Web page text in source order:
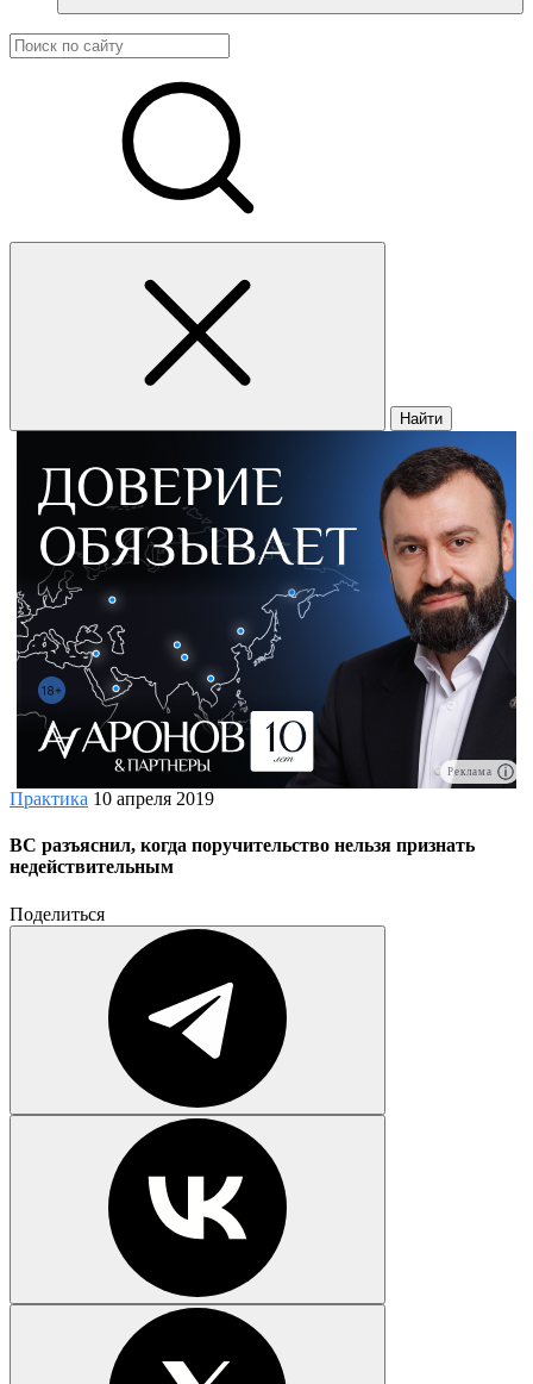
Найти
Реклама
Практика 10 апреля 2019
ВС разъяснил, когда поручительство нельзя признать
недействительным
Поделиться